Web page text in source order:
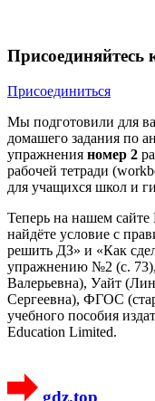
Присоединяйтесь
Присоединиться
Мы подготовили для
домашего задания по
упражнения номер 2
рабочей тетради
для учащихся школ и
Теперь на нашем
найдёте условие с
решить ДЗ» и «Как
упражнению №2 (с.
Валерьевна), Уайт
Сергеевна), ФГОС
учебного пособия
Education Limited.
gdz.top